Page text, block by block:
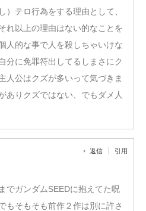
）テロ行為をする理由として、
れ以上の理由はない的なことを
人的な事で人を殺しちゃいけな
分に免罪符出してるしまさにク
人公はクズが多いって気づきま
ありクズではない、でもダメ人
返信 引用
でガンダムSEEDに抱えてた呪
もそもそも前作２作は別に許さ